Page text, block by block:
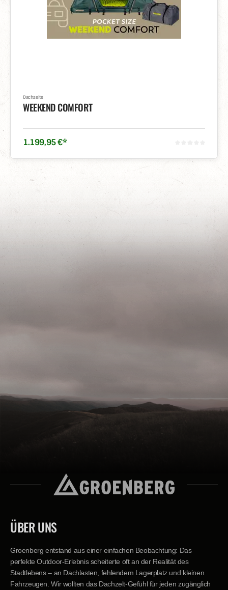
Dachzelte
WEEKEND COMFORT
1.199,95€*
ÜBER UNS
Groenberg entstand aus einer einfachen Beobachtung: Das
perfekte Outdoor-Erlebnis scheiterte oft an der Realität des
Stadtlebens – an Dachlasten, fehlendem Lagerplatz und kleinen
Fahrzeugen. Wir wollten das Dachzelt-Gefühl für jeden zugänglich